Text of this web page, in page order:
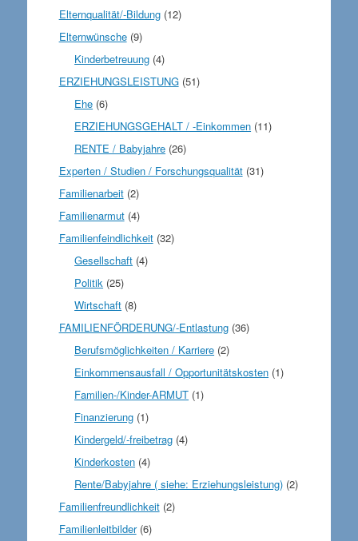
Elternqualität/-Bildung(12)
Elternwünsche(9)
Kinderbetreuung (4)
ERZIEHUNGSLEISTUNG(51)
Ehe (6)
ERZIEHUNGSGEHALT / -Einkommen (11)
RENTE / Babyjahre (26)
Experten / Studien / Forschungsqualität(31)
Familienarbeit(2)
Familienarmut(4)
Familienfeindlichkeit(32)
Gesellschaft (4)
Politik (25)
Wirtschaft (8)
FAMILIENFÖRDERUNG/-Entlastung(36)
Berufsmöglichkeiten / Karriere (2)
Einkommensausfall / Opportunitätskosten (1)
Familien-/Kinder-ARMUT (1)
Finanzierung (1)
Kindergeld/-freibetrag (4)
Kinderkosten (4)
Rente/Babyjahre ( siehe: Erziehungsleistung) (2)
Familienfreundlichkeit(2)
Familienleitbilder(6)